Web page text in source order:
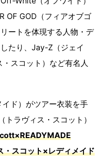
OF GOD（フィアオブゴ
ートを体現する人物・デ
たり、Jay-Z（ジェイ
スコット）など有名人
ド）がツアー衣装を手
ラヴィス・スコット）
スコット×レディメイド